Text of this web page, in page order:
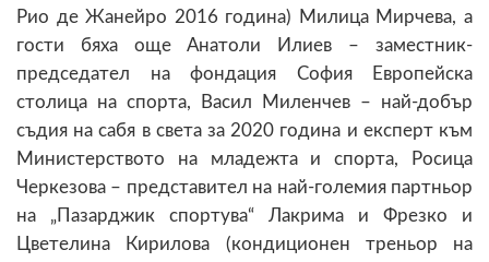
Рио де Жанейро 2016 година) Милица Мирчева, а
гости бяха още Анатоли Илиев – заместник-
председател на фондация София Европейска
столица на спорта, Васил Миленчев – най-добър
съдия на сабя в света за 2020 година и експерт към
Министерството на младежта и спорта, Росица
Черкезова – представител на най-големия партньор
на „Пазарджик спортува“ Лакрима и Фрезко и
Цветелина Кирилова (кондиционен треньор на